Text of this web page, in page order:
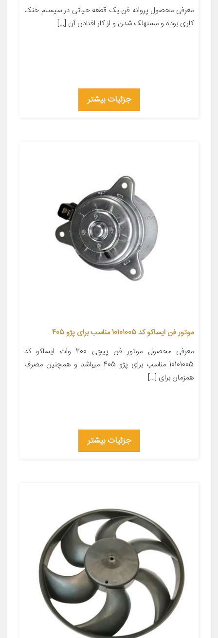
معرفی محصول پروانه فن یک قطعه حیاتی در سیستم خنک
کاری بوده و مستهلک شدن و از کار افتادن آن […]
جزئیات بیشتر
موتور فن ایساکو کد 10101005 مناسب برای پژو 405
معرفی محصول موتور فن پیچی 200 وات ایساکو کد
10101005 مناسب برای پژو 405 میباشد و همچنین مصرف
همزمان برای […]
جزئیات بیشتر